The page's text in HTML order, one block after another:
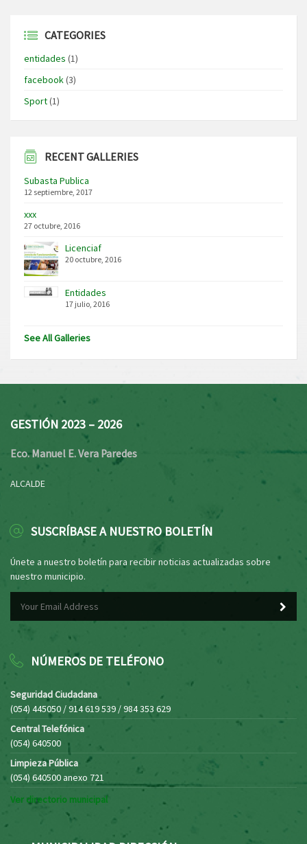
CATEGORIES
entidades (1)
facebook(3)
Sport(1)
RECENT GALLERIES
Subasta Publica
12 septiembre, 2017
xxx
27 octubre, 2016
Licenciaf
20 octubre, 2016
Entidades
17 julio, 2016
See All Galleries
GESTIÓN 2023 – 2026
Eco. Manuel E. Vera Paredes
ALCALDE
SUSCRÍBASE A NUESTRO BOLETÍN
Únete a nuestro boletín para recibir noticias actualizadas sobre
nuestro municipio.
NÚMEROS DE TELÉFONO
Seguridad Ciudadana
(054) 445050 / 914 619 539 / 984 353 629
Central Telefónica
(054) 640500
Limpieza Pública
(054) 640500 anexo 721
Ver directorio municipal